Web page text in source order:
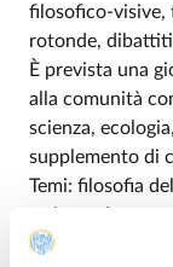
filosofico-visive,
rotonde,
È prevista una
alla comunità
scienza,
supplemento di
Temi: filosofia
e arti visive (Lenz